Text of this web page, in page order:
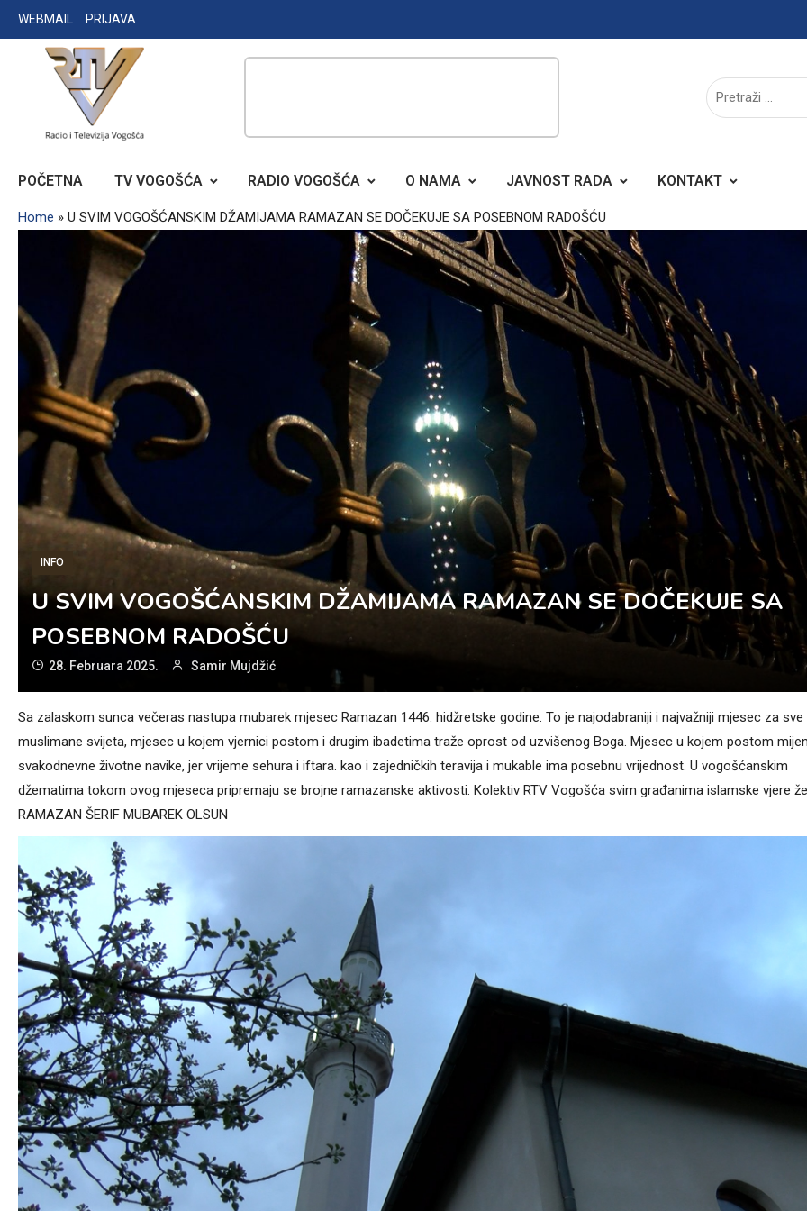
Skip
to
WEBMAIL PRIJAVA
RADIO TELEVIZIJA VOGOŠĆA
POČETNA TV VOGOŠĆA RADIO VOGOŠĆA O NAMA JAVNOST RADA KONTAKT
Home » U SVIM VOGOŠĆANSKIM DŽAMIJAMA RAMAZAN SE DOČEKUJE SA POSEBNOM RADOŠĆU
INFO
U SVIM VOGOŠĆANSKIM DŽAMIJAMA RAMAZAN SE DOČEKUJE SA
POSEBNOM RADOŠĆU
28. Februara 2025. Samir Mujdžić
Sa zalaskom sunca večeras nastupa mubarek mjesec Ramazan 1446. hidžretske godine. To je najodabraniji i najvažniji mjesec za sve
muslimane svijeta, mjesec u kojem vjernici postom i drugim ibadetima traže oprost od uzvišenog Boga. Mjesec u kojem postom
svakodnevne životne navike, jer vrijeme sehura i iftara. kao i zajedničkih teravija i mukable ima posebnu vrijednost. U vogošćanskim
džematima tokom ovog mjeseca pripremaju se brojne ramazanske aktivosti. Kolektiv RTV Vogošća svim građanima islamske vjere
RAMAZAN ŠERIF MUBAREK OLSUN